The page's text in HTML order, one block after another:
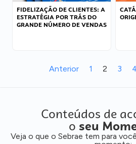
FIDELIZAÇÃO DE CLIENTES: A
ESTRATÉGIA POR TRÁS DO
GRANDE NÚMERO DE VENDAS
Anterior 1 2 3
Conteúdos de
o seu
Veja o que o Sebrae tem para